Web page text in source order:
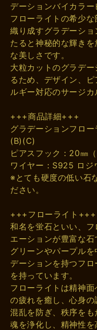
デーションバイカラー
フローライトの希少
織り成すグラデーシ
たると神秘的な輝き
な美しさです。
大粒カットのグラデ
るため、デザイン、
ルギー対応のサージカ
+++商品詳細+++
グラデーションフロ
(B)(C)
ピアスフック：20㎜
ワイヤー：S925 ロジ
※とても硬度の低い石
ださい。
+++フローライト+++
和名を蛍石といい、
エーションが豊富な石
グリーンやパープル
デーションを持つフ
を持っています。
フローライトは精神
の疲れを癒し、心身
混乱を防ぎ、秩序をも
魂を浄化し、精神性